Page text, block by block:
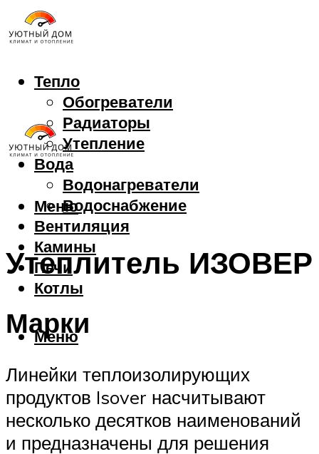
Тепло
Обогреватели
Радиаторы
Утепление
Вода
Водонагреватели
Водоснабжение
Вентиляция
Камины
Печи
Котлы
Меню
Меню
Утеплитель ИЗОВЕР
Марки
Линейки теплоизолирующих
продуктов Isover насчитывают
несколько десятков наименований
и предназначены для решения